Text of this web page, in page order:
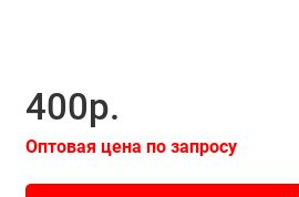
400р.
Оптовая цена по запросу